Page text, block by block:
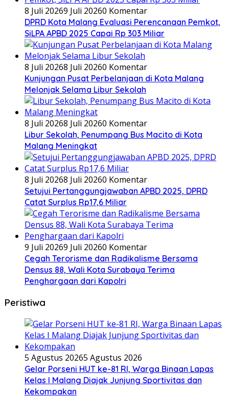
8 Juli 20269 Juli 20260 Komentar
DPRD Kota Malang Evaluasi Perencanaan Pemkot,
SiLPA APBD 2025 Capai Rp 303 Miliar
8 Juli 20268 Juli 20260 Komentar
Kunjungan Pusat Perbelanjaan di Kota Malang
Melonjak Selama Libur Sekolah
8 Juli 20268 Juli 20260 Komentar
Libur Sekolah, Penumpang Bus Macito di Kota
Malang Meningkat
8 Juli 20268 Juli 20260 Komentar
Setujui Pertanggungjawaban APBD 2025, DPRD
Catat Surplus Rp17,6 Miliar
9 Juli 20269 Juli 20260 Komentar
Cegah Terorisme dan Radikalisme Bersama
Densus 88, Wali Kota Surabaya Terima
Penghargaan dari Kapolri
Peristiwa
5 Agustus 20265 Agustus 2026
Gelar Porseni HUT ke-81 RI, Warga Binaan Lapas
Kelas I Malang Diajak Junjung Sportivitas dan
Kekompakan